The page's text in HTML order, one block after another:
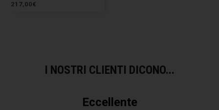
217,00€
I NOSTRI CLIENTI DICONO...
Eccellente